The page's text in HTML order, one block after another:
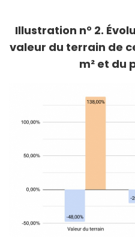
Illustration n° 2.
valeur du terrain de
m² et du